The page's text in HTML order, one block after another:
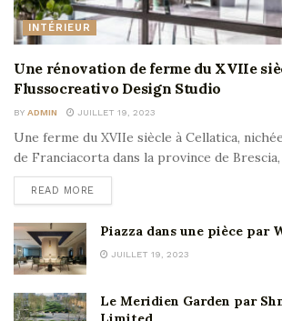
INTÉRIEUR
Une rénovation de ferme du XVIIe
Flussocreativo Design Studio
BY ADMIN JUILLET 19, 2023
Une ferme du XVIIe siècle à Cellatica,
de Franciacorta dans la province de Brescia,
READ MORE
Piazza dans une pièce par
JUILLET 19, 2023
Le Meridien Garden par